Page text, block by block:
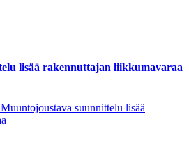
lisää rakennuttajan liikkumavaraa
suunnittelu lisää